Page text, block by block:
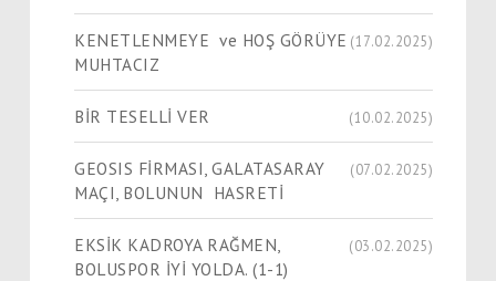
KENETLENMEYE ve HOŞ GÖRÜYE
MUHTACIZ
(17.02.2025)
BİR TESELLİ VER (10.02.2025)
GEOSIS FİRMASI, GALATASARAY
MAÇI, BOLUNUN HASRETİ
(07.02.2025)
EKSİK KADROYA RAĞMEN,
BOLUSPOR İYİ YOLDA. (1-1)
(03.02.2025)